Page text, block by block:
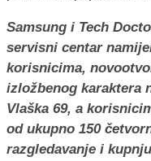
Samsung i Tech
servisni centar
korisnicima,
izložbenog karaktera
Vlaška 69, a
od ukupno 150
razgledavanje i